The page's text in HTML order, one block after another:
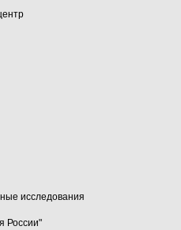
исследования
России"